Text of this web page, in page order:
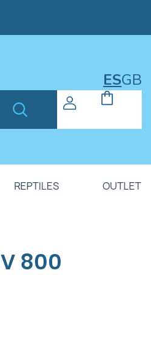
ESGB
REPTILES OUTLET
800